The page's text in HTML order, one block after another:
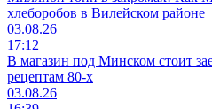
хлеборобов в Вилейском районе
03.08.26
17:12
В магазин под Минском стоит
рецептам 80-х
03.08.26